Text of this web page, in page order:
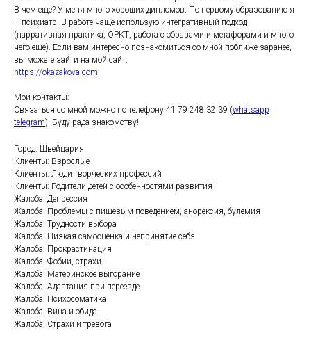
В чем еще? У меня много хороших дипломов. По первому образованию я
– психиатр. В работе чаще использую интегративный подход
(нарративная практика, ОРКТ, работа с образами и метафорами и много
чего еще). Если вам интересно познакомиться со мной поближе заранее,
вы можете зайти на мой сайт:
https://okazakova.com
Мои контакты:
Связаться со мной можно по телефону 41 79 248 32 39 (whatsapp
telegram). Буду рада знакомству!
Город: Швейцария
Клиенты: Взрослые
Клиенты: Люди творческих профессий
Клиенты: Родители детей с особенностями развития
Жалоба: Депрессия
Жалоба: Проблемы с пищевым поведением, анорексия, булемия
Жалоба: Трудности выбора
Жалоба: Низкая самооценка и непринятие себя
Жалоба: Прокрастинация
Жалоба: Фобии, страхи
Жалоба: Материнское выгорание
Жалоба: Адаптация при переезде
Жалоба: Психосоматика
Жалоба: Вина и обида
Жалоба: Страхи и тревога